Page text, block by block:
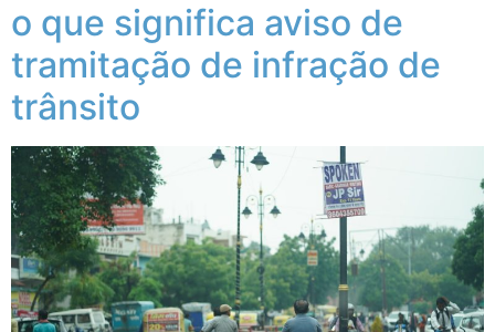
o que significa aviso de
tramitação de infração de
trânsito